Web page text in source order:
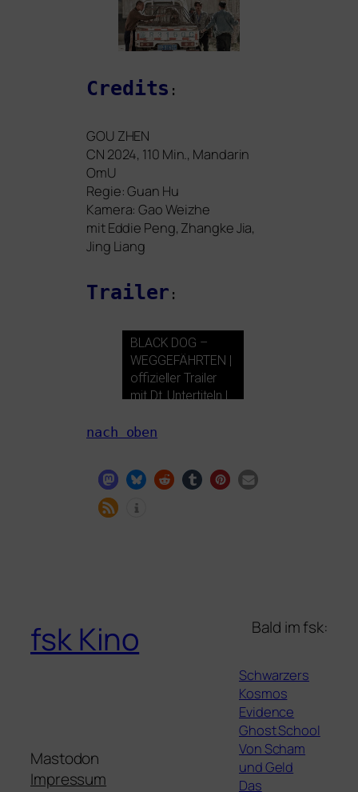
Credits :
GOU ZHEN
CN 2024, 110 Min., Mandarin
OmU
Regie: Guan Hu
Kamera: Gao Weizhe
mitEddie Peng, Zhangke Jia,
Jing Liang
Trailer :
BLACK DOG –
WEGGEFÄHRTEN |
offi­zi­el­ler Trailer
mit Dt. Untertiteln |
im Kino
nach oben
fsk Kino
Mastodon
Impressum
Bald im fsk:
Schwarzers
Kosmos
Evidence
Ghost School
Von Scham
und Geld
Das